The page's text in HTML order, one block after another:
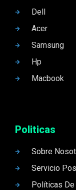
Dell
Acer
Samsung
Hp
Macbook
Politicas
Sobre
Servicio
Políticas